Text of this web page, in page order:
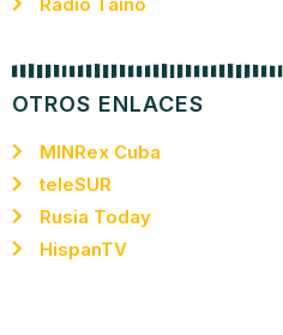
OTROS ENLACES
MINRex Cuba
teleSUR
Rusia Today
HispanTV